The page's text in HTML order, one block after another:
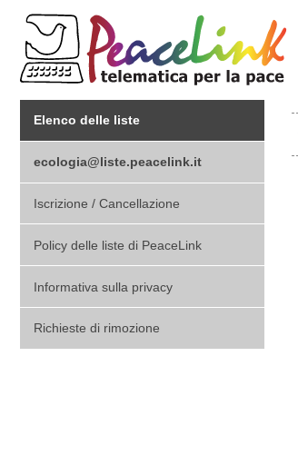
Elenco delle liste
ecologia@liste.peacelink.it
Iscrizione / Cancellazione
Policy delle liste di PeaceLink
Informativa sulla privacy
Richieste di rimozione